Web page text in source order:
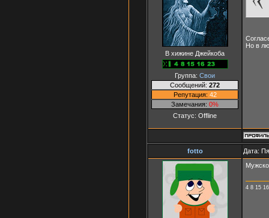
В хижине Джейкоба
Группа: Свои
Сообщений: 272
Репутация: 42
Замечания: 0%
Статус: Offline
Но в
fotto
Дата:
4 8 15